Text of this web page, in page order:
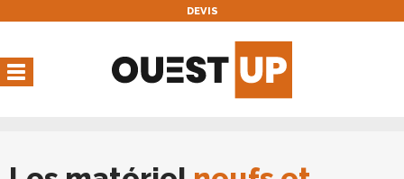
DEVIS
Vous avez une réservation
en cours
Vous n'avez pas de réservation en cours